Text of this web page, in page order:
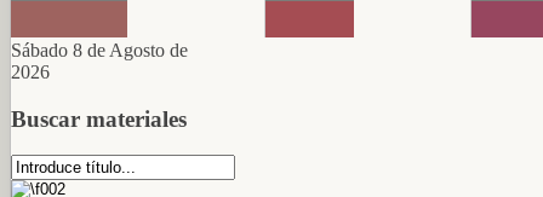
Sábado 8 de Agosto de
2026
Buscar materiales